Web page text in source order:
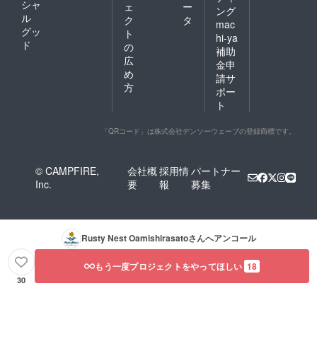
シャ
ル
グッ
ド
ェ
ク
ト
の
広
め
方
ー
タ
ング
mac
hi-ya
補助
金申
請サ
ポー
ト
「QRコード」は株式会社デンソーウェーブの登録商標です。
© CAMPFIRE,
Inc.
会社概
要
採用情
報
パートナー
募集
Rusty Nest Oamishirasatoさんへアンコール
30
もう一度プロジェクトをやってほしい 18